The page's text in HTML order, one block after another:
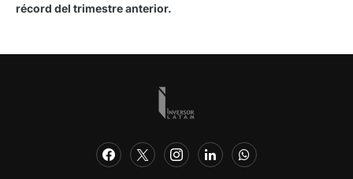
récord del trimestre anterior.